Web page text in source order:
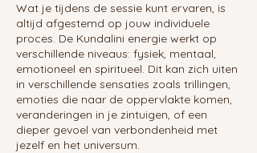
Wat je tijdens de sessie kunt ervaren, is
altijd afgestemd op jouw individuele
proces. De Kundalini energie werkt op
verschillende niveaus: fysiek, mentaal,
emotioneel en spiritueel. Dit kan zich uiten
in verschillende sensaties zoals trillingen,
emoties die naar de oppervlakte komen,
veranderingen in je zintuigen, of een
dieper gevoel van verbondenheid met
jezelf en het universum.